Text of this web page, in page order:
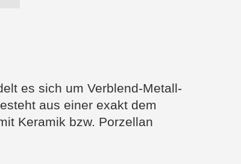
es sich um Verblend-Metall-
aus einer exakt dem
Keramik bzw. Porzellan